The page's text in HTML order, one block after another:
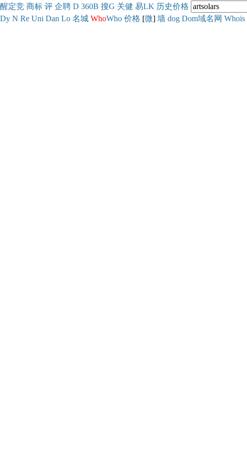
醒定竞 商标 评 企聘 D 360B 搜G 关健 易LK 历史价格
Dy N Re Uni Dan Lo 名城 WhoWho 价格 [微] 墙 dog Dom域名网 Whois